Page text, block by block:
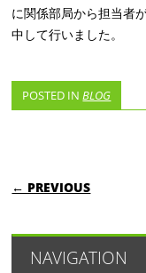
に関係部局から担当者
中して行いました。
POSTED INBLOG
POST
← PREVIOUS
NAVIGATION